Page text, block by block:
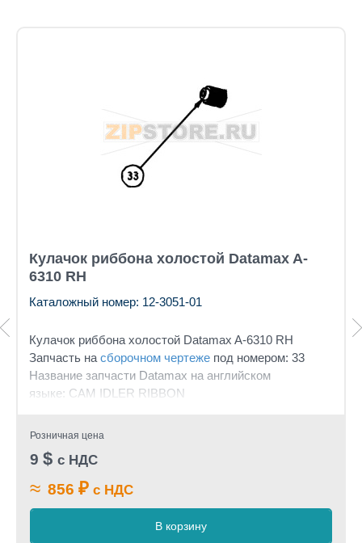
Кулачок риббона холостой Datamax A-
6310 RH
Каталожный номер: 12-3051-01
Кулачок риббона холостой Datamax A-6310 RH
Запчасть на сборочном чертеже под номером: 33
Название запчасти Datamax на английском
языке: CAM IDLER RIBBON
Розничная цена
9 $ с НДС
≈ 856 ₽ с НДС
В корзину